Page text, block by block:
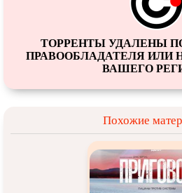
ТОРРЕНТЫ УДАЛЕНЫ
ПРАВООБЛАДАТЕЛЯ ИЛИ
ВАШЕГО
Похожие